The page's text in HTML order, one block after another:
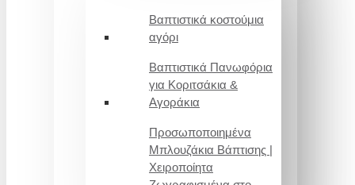
Βαπτιστικά κοστούμια
αγόρι
Βαπτιστικά Πανωφόρια
για Κοριτσάκια &
Αγοράκια
Προσωποποιημένα
Μπλουζάκια Βάπτισης |
Χειροποίητα